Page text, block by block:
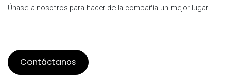
Únase a nosotros para hacer de la compañía un mejor lugar.
Contáctanos